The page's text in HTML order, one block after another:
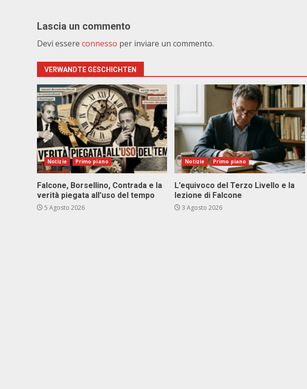
Lascia un commento
Devi essere connesso per inviare un commento.
VERWANDTE GESCHICHTEN
Notizie Primo piano
Falcone, Borsellino, Contrada e la
verità piegata all’uso del tempo
5 Agosto 2026
Notizie Primo piano
L’equivoco del Terzo Livello e la
lezione di Falcone
3 Agosto 2026